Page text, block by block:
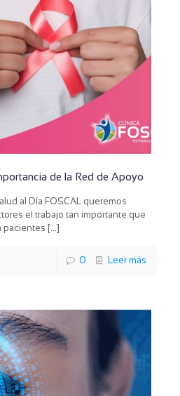
de la Red de Apoyo
al Día FOSCAL queremos
el trabajo tan importante que
pacientes […]
0 Leer más